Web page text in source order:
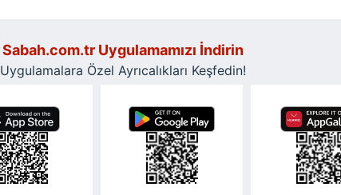
Sabah.com.tr Uygulamamızı İndirin
Uygulamalara Özel Ayrıcalıkları Keşfedin!